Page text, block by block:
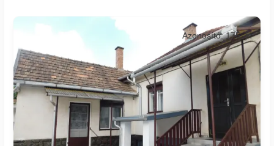
Azonosító: 175_jh